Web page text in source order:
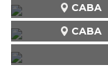
CABA
CABA